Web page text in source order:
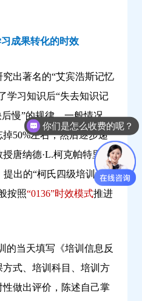
成果转化的时效
出著名的“艾宾浩斯记忆
学习知识后“失去知识记
慢”的规律，一般情况
50%左右，然后逐步递
唐纳德·L.柯克帕特里克
提出的“柯氏四级培训评估
按照“0136”时效模式推进
当天填写《培训信息反
式、培训科目、培训方
做出评价，陈述自己掌
你们是怎么收费的呢？